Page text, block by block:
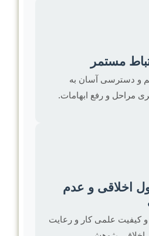
مستمر
و دسترسی آسان به
مراحل و رفع ابهامات.
اخلاقی و عدم
و کیفیت علمی کار و رعایت